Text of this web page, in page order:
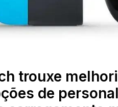
trouxe
de